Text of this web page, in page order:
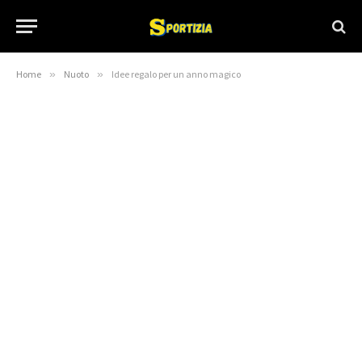
Home » Nuoto » Idee regalo per un anno magico